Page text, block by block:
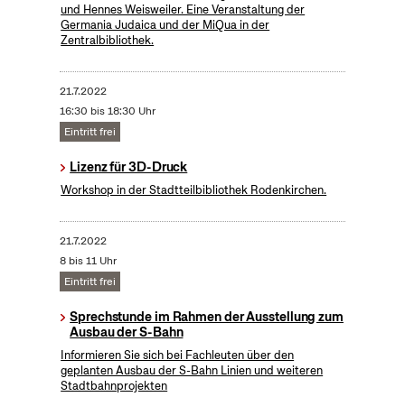
und Hennes Weisweiler. Eine Veranstaltung der
Germania Judaica und der MiQua in der
Zentralbibliothek.
21.7.2022
16:30 bis 18:30 Uhr
Eintritt frei
Lizenz für 3D-Druck
Workshop in der Stadtteilbibliothek Rodenkirchen.
21.7.2022
8 bis 11 Uhr
Eintritt frei
Sprechstunde im Rahmen der Ausstellung zum
Ausbau der S-Bahn
Informieren Sie sich bei Fachleuten über den
geplanten Ausbau der S-Bahn Linien und weiteren
Stadtbahnprojekten